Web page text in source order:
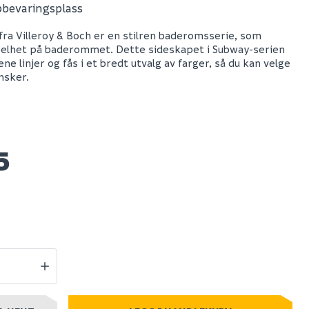
3.0
oak
V&b subway 3.0
sideskap 40x86
venstre stone oak
håndtak i krom
Villeroy & Boch er en stilren baderomsserie, som
på baderommet. Dette sideskapet i Subway-serien
linjer og fås i et bredt utvalg av farger, så du kan velge